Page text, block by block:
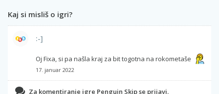
Kaj si misliš o igri?
:-]
Oj Fixa, si pa našla kraj za bit togotna na rokometaše
17. januar 2022
Za komentiranje igre Penguin Skip se prijavi.